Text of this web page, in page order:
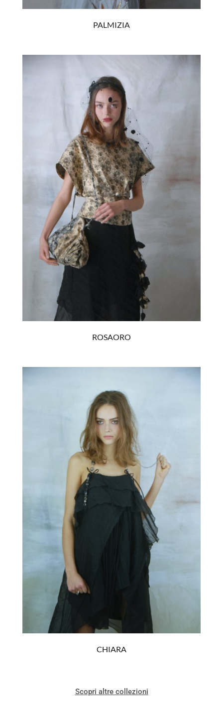
PALMIZIA
ROSAORO
CHIARA
Scopri altre collezioni